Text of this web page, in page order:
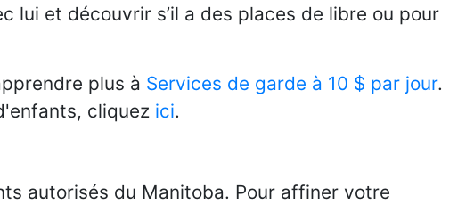
lui et découvrir s’il a des places de libre ou pour
plus à Services de garde à 10 $ par jour.
cliquez ici.
autorisés du Manitoba. Pour affiner votre